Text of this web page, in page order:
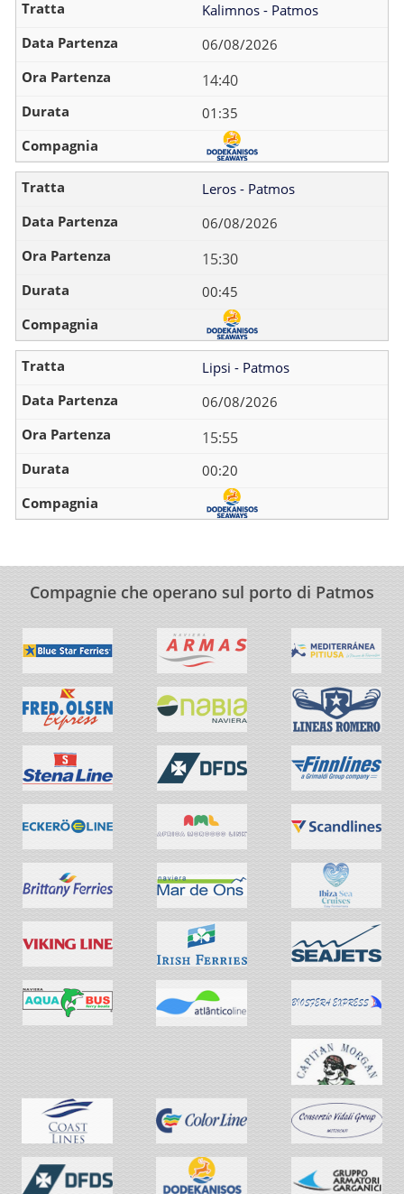
Kalimnos - Patmos
06/08/2026
14:40
01:35
Leros - Patmos
06/08/2026
15:30
00:45
Lipsi - Patmos
06/08/2026
15:55
00:20
Compagnie che operano sul porto di Patmos